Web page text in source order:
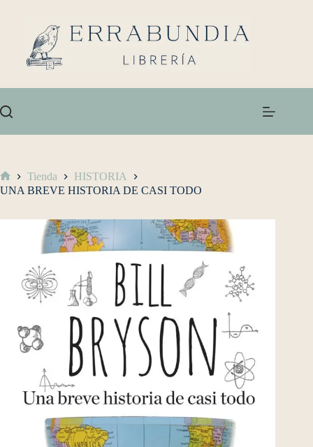
Tienda
HISTORIA
UNA BREVE HISTORIA DE CASI TODO